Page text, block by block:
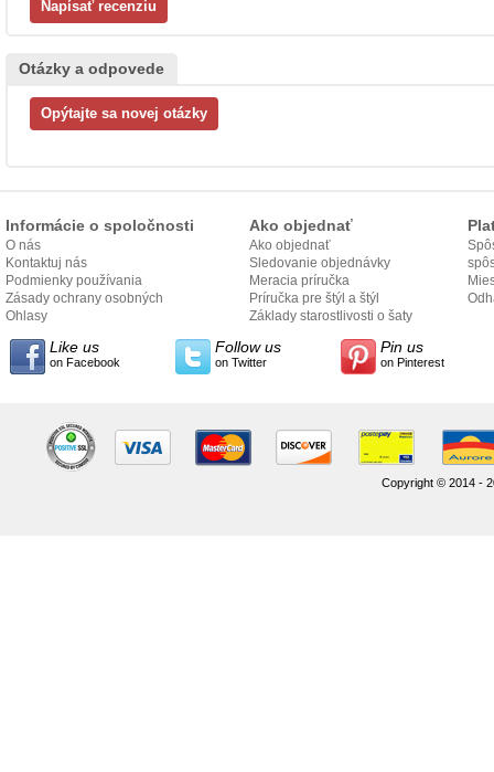
Otázky a odpovede
Informácie o spoločnosti
O nás
Kontaktuj nás
Podmienky používania
Zásady ochrany osobných
údajov
Ohlasy
Ako objednať
Ako objednať
Sledovanie objednávky
Meracia príručka
Príručka pre štýl a štýl
Základy starostlivosti o šaty
Like us
on Facebook
Follow us
on Twitter
Pin us
on Pinterest
Copyright © 2014 -